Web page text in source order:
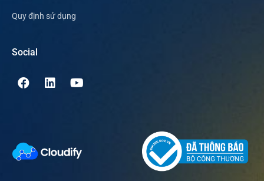
Quy định sử dụng
Social